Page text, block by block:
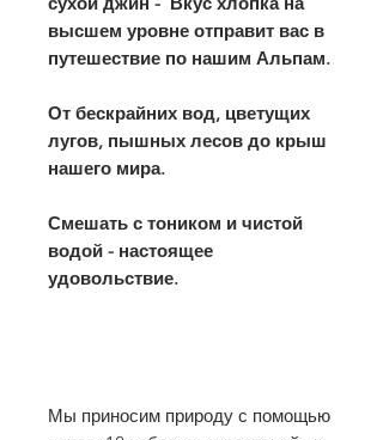
высшем уровне отправит вас в
путешествие по нашим Альпам.
От бескрайних вод, цветущих
лугов, пышных лесов до крыш
нашего мира.
Смешать с тоником и чистой
водой - настоящее
удовольствие.
Мы приносим природу с помощью